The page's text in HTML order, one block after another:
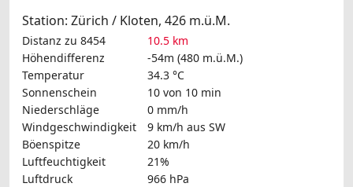
Station: Zürich / Kloten, 426 m.ü.M.
Distanz zu 8454
10.5 km
Höhendifferenz
-54m (480 m.ü.M.)
Temperatur
34.3 °C
Sonnenschein
10 von 10 min
Niederschläge
0 mm/h
Windgeschwindigkeit
9 km/h aus SW
Böenspitze
20 km/h
Luftfeuchtigkeit
21%
Luftdruck
966 hPa